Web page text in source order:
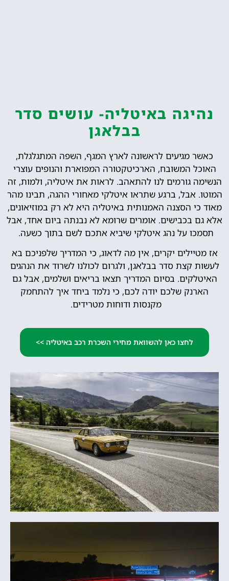
נהיגה באיטליה- עושים סדר
בבלאגן
כאשר מגיעים לראשונה לארץ המגף, השפה המתגלגלת,
האוכל המשובח, הארכיטקטורה המפוארת והנופים עוצרי
הנשימה גורמים לנו להתאהב. לראות את איטליה, ולמות, זה
המוטו. אבל, ברגע שתראו איטלקי מאחורי ההגה, תבינו מהר
מאוד כי הסצנה האמנותית באיטליה היא לא רק במוזיאונים,
אלא גם בכבישים. אומרים שרומא לא נבנתה ביום אחד, אבל
תסמכו על נהג איטלקי שיביא אתכם לשם בתוך כשעה.
אז מטיילים יקרים, אין מה לדאוג, כי המדריך שלפניכם בא
לעשות קצת סדר בבלאגן, ולגרום לכולנו לשרוד את הנהגים
האיטלקים. בסיום המדריך תצאו בריאים ושלמים, אבל גם
הארנק שלכם יודה לכם, כי נלמד ביחד איך להתחמק
מקנסות ודוחות מטרידים.
לחצו כאן להשוואת מחירי השכרת רכב באיטליה >>